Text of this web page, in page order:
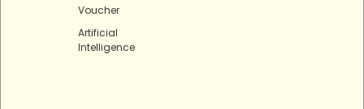
Voucher
Artificial
Intelligence